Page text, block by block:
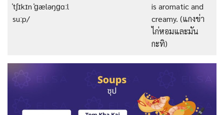
ˈtʃɪkɪn ˈɡæləŋɡɑːl
suːp/
is aromatic and
creamy. (แกงข่า
ไก่หอมและมัน
กะทิ)